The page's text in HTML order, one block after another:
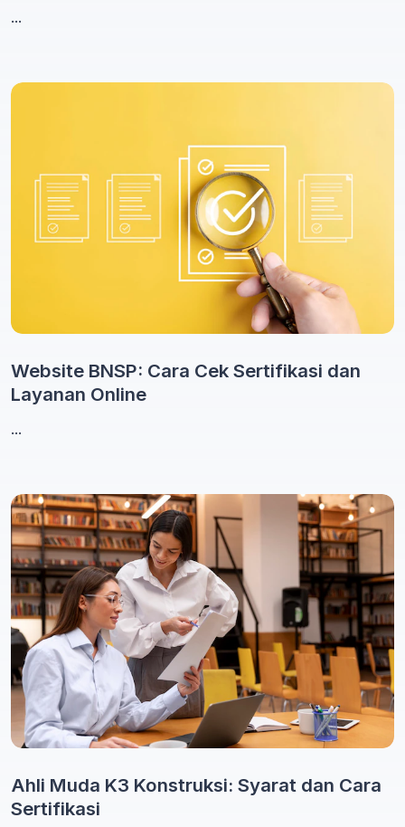
...
Website BNSP: Cara Cek Sertifikasi dan
Layanan Online
...
Ahli Muda K3 Konstruksi: Syarat dan Cara
Sertifikasi